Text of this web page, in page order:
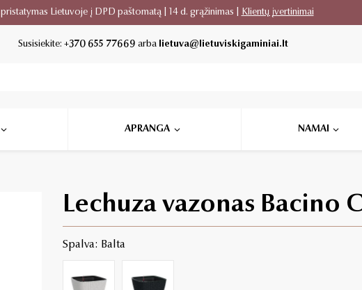
pristatymas Lietuvoje į DPD paštomatą | 14 d. grąžinimas | Klientų įvertinimai
Susisiekite:+370 655 77669 arba lietuva@lietuviskigaminiai.lt
APRANGA NAMAI
Lechuza vazonas Bacino
Spalva: Balta